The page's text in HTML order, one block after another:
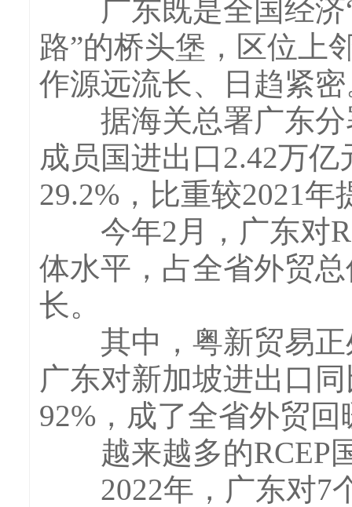
广东既是全国经济“
路”的桥头堡，区位上
作源远流长、日趋紧
据海关总署广东分
成员国进出口2.42万
29.2%，比重较2021年
今年2月，广东对
体水平，占全省外贸
长。
其中，粤新贸易正
广东对新加坡进出口
92%，成了全省外贸
越来越多的RCEP
2022年，广东对7个